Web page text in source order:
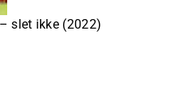
slet ikke (2022)